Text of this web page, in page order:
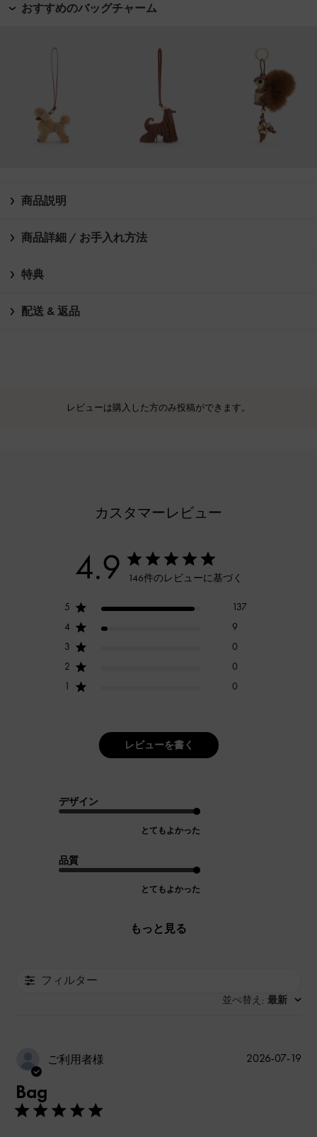
おすすめのバッグチャーム
商品説明
商品詳細 / お手入れ方法
特典
配送 & 返品
レビューは購入した方のみ投稿ができます。
カスタマーレビュー
4.9 146件のレビューに基づく
5
137
4
9
3
0
2
0
1
0
レビューを書く
デザイン
とてもよかった
品質
とてもよかった
もっと見る
フィルター
並べ替え : 最新
ご利用者様
Bag
公
2026-07-19